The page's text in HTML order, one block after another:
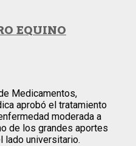
EQUINO
Medicamentos,
aprobó el tratamiento
moderada a
de los grandes aportes
lado universitario.